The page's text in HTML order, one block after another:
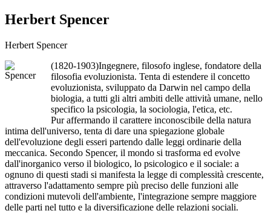
Herbert Spencer
Herbert Spencer
(1820-1903)Ingegnere, filosofo inglese, fondatore della
filosofia evoluzionista. Tenta di estendere il concetto
evoluzionista, sviluppato da Darwin nel campo della
biologia, a tutti gli altri ambiti delle attività umane, nello
specifico la psicologia, la sociologia, l'etica, etc.
Pur affermando il carattere inconoscibile della natura
intima dell'universo, tenta di dare una spiegazione globale
dell'evoluzione degli esseri partendo dalle leggi ordinarie della
meccanica. Secondo Spencer, il mondo si trasforma ed evolve
dall'inorganico verso il biologico, lo psicologico e il sociale: a
ognuno di questi stadi si manifesta la legge di complessità crescente,
attraverso l'adattamento sempre più preciso delle funzioni alle
condizioni mutevoli dell'ambiente, l'integrazione sempre maggiore
delle parti nel tutto e la diversificazione delle relazioni sociali.